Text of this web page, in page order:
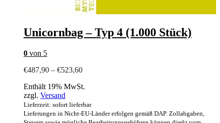
Unicornbag – Typ 4 (1.000 Stück)
0 von 5
€487,90 – €523,60Preisspanne:
bis
Enthält 19% MwSt.
zzgl. Versand
Lieferzeit: sofort lieferbar
Lieferungen in Nicht-EU-Länder erfolgen gemäß DAP. Zollabgaben,